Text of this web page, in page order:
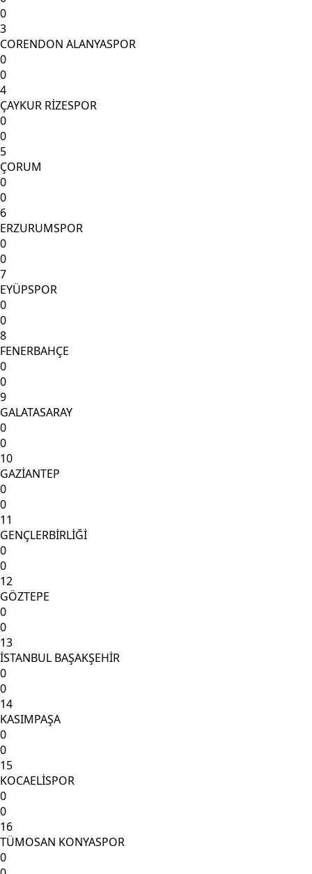
0
3
CORENDON ALANYASPOR
0
0
4
ÇAYKUR RİZESPOR
0
0
5
ÇORUM
0
0
6
ERZURUMSPOR
0
0
7
EYÜPSPOR
0
0
8
FENERBAHÇE
0
0
9
GALATASARAY
0
0
10
GAZİANTEP
0
0
11
GENÇLERBİRLİĞİ
0
0
12
GÖZTEPE
0
0
13
İSTANBUL BAŞAKŞEHİR
0
0
14
KASIMPAŞA
0
0
15
KOCAELİSPOR
0
0
16
TÜMOSAN KONYASPOR
0